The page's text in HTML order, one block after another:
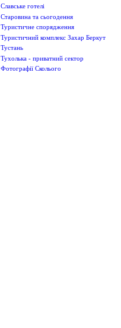
Славське готелі
Старовина та сьогодення
Туристичне спорядження
Туристичний комплекс Захар Беркут
Тустань
Тухолька - приватний сектор
Фотографії Сколього